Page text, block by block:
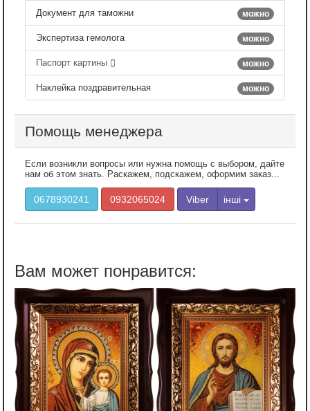
можно
Документ для таможни
можно
Экспертиза гемолога
можно
Паспорт картины
можно
Наклейка поздравительная
Помощь менеджера
Если возникли вопросы или нужна помощь с выбором, дайте
нам об этом знать. Раскажем, подскажем, оформим заказ...
0678930241 0932065024 Viber інші